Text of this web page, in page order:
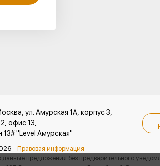
ул. Амурская 1А, корпус 3,
офис 13,
"Level Амурская"
Правовая информация
данные предложения без предварительного